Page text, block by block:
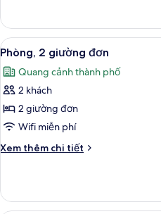
và
sofa
giường
Phòng,
giường
queen
và
giường
Xem
tất
cả
ảnh
Phòng,
2
giường
đơn
6
Phòng, 2 giường đơn
Quang cảnh thành phố
2 khách
2 giường đơn
Wifi miễn phí
Xem thêm chi tiết
Chi
Phòng,